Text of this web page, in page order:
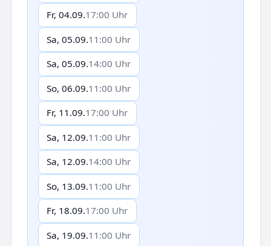
Fr, 04.09.17:00 Uhr
Sa, 05.09.11:00 Uhr
Sa, 05.09.14:00 Uhr
So, 06.09.11:00 Uhr
Fr, 11.09.17:00 Uhr
Sa, 12.09.11:00 Uhr
Sa, 12.09.14:00 Uhr
So, 13.09.11:00 Uhr
Fr, 18.09.17:00 Uhr
Sa, 19.09.11:00 Uhr